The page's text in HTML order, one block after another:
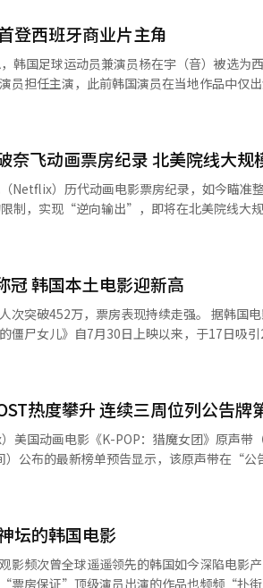
市政府正在积极把握这一趋势，推动首尔发
过强化政策支持，进一步提升首尔的全球竞
凭借真实感与话题性走红全球的动画作品。
以及与虾条相似的零食等元素，这些由韩
登西班牙商业片主角
韩国足球运动员兼演员杨在宇（音）被选为
演，此前韩国演员在当地作品中仅出演过配角。 据悉，
男主角“姜”为韩国人。为忠实还原原作，制
点击量达3680万次。影片由Naver
色多由中国演员出演。但此次因原作
员不仅符合韩国人设定，还需能像当地人一
亚雷亚尔青训队邀请，11岁移居西班牙，目前
识产权（IP）为基础，持续开发多元化影像
）系列剧《不良爱恋》，泰国剧《我的ID
奈飞动画票房纪录 北美院线大规
Netflix）历代动画电影票房纪录，如今瞄准
，实现“逆向输出”，即将在北美院线大规模
团》将于23日、24日在美国及加拿大部分地
所未有的热度。 本次放映将在洛杉矶、纽约、波士顿、芝加
等1100多家影院进行，共计约7000场次，
上映的请求。韩国国内也出现院线放映及跟
电影票房第二，也是奈飞历代电影Top10中
体（SNS）账号，正式启动特许经营战略。
冠 韩国本土电影迎新高
持续走强。 据韩国电影振兴委员会综合电算网18日公布的
僵尸女儿》自7月30日上映以来，于17日吸
万观众的本土电影。影片上映仅用11天便突
了》则以26万观影人次排名第三。 票房榜方面，位居第二的
，累计观影人数达420万；第三位为林允儿
热度攀升 连续三周位列公告牌
美国动画电影《K-POP：猎魔女团》原声带
）公布的最新榜单预告显示，该原声带在“
Problem》，刷新自身最高纪录。 “公告牌200强”榜单综合
、第5名、第3名、第2名、第2名、第2名，
”
坛的韩国电影
影频次曾全球遥遥领先的韩国如今深陷电影
票房保证”顶级演员出演的作品也频频“扑